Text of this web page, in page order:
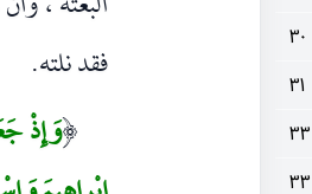
٣٠
٣١
٣٣
٣٣
فقد نلته.
(وَإِذْ